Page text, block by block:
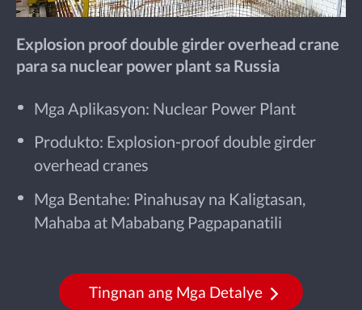
Explosion proof double girder overhead crane
para sa nuclear power plant sa Russia
Mga Aplikasyon: Nuclear Power Plant
Produkto: Explosion-proof double girder
overhead cranes
Mga Bentahe: Pinahusay na Kaligtasan,
Mahaba at Mababang Pagpapanatili
Tingnan ang Mga Detalye